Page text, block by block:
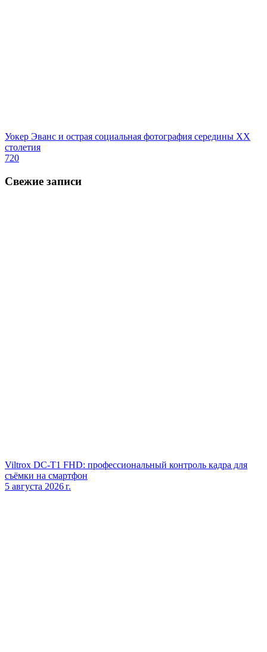
Уокер Эванс и острая социальная фотография середины ХХ
столетия
720
Свежие записи
Viltrox DC‑T1 FHD: профессиональный контроль кадра для
съёмки на смартфон
5 августа 2026 г.